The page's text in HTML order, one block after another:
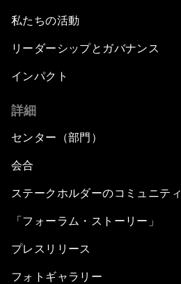
私たちの活動
リーダーシップとガバナンス
インパクト
詳細
センター（部門）
会合
ステークホルダーのコミュニティ
「フォーラム・ストーリー」
プレスリリース
フォトギャラリー